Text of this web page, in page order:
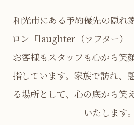
和光市にある予約優先の隠れ
ロン「laughter（ラフター）
お客様もスタッフも心から笑
指しています。家族で訪れ、
る場所として、心の底から笑
いたします。